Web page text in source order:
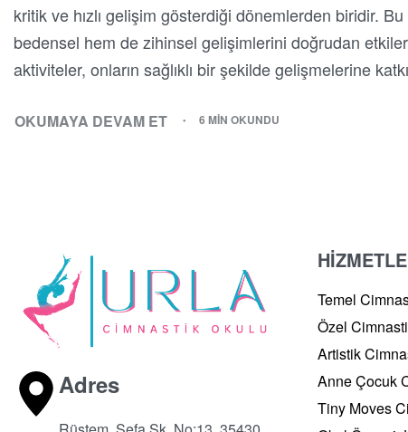
kritik ve hızlı gelişim gösterdiği dönemlerden biridir.
bedensel hem de zihinsel gelişimlerini doğrudan
aktiviteler, onların sağlıklı bir şekilde gelişmelerine
OKUMAYA DEVAM ET 6 MIN OKUNDU
Adres
Temel
Özel
Artistik
Anne Çocuk
Tiny Moves